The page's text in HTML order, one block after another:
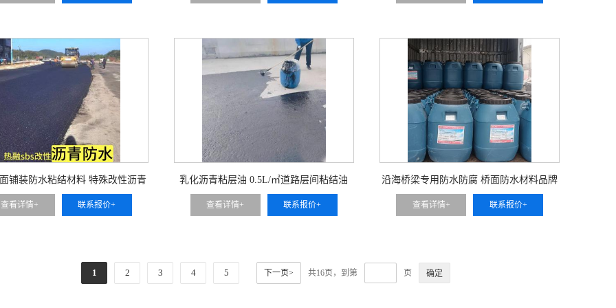
铺装防水粘结材料 特殊改性沥青
涂布类防水材料源头厂家
查看详情+ 联系报价+
乳化沥青粘层油 0.5L/㎡道路层间粘结油
桥梁复合防水涂层厂家
查看详情+ 联系报价+
沿海桥梁专用防水防腐 桥面防水材料品牌
路桥工程防水供应商
查看详情+ 联系报价+
1 2 3 4 5 下一页> 共16页，到第 页